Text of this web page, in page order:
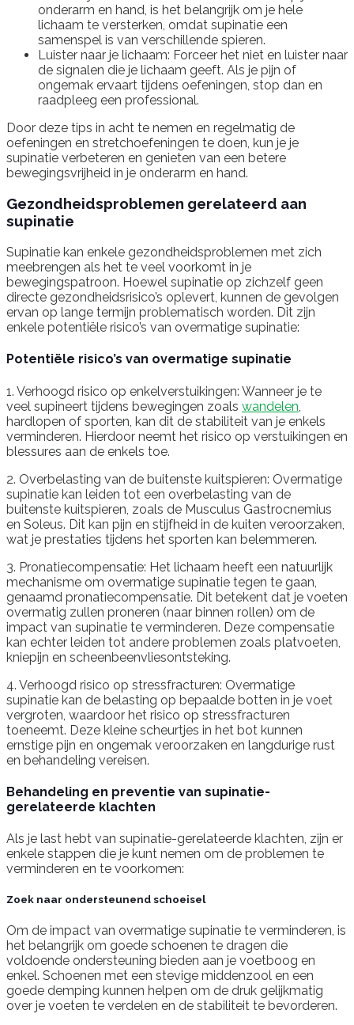
onderarm en hand, is het belangrijk om je hele
lichaam te versterken, omdat supinatie een
samenspel is van verschillende spieren.
Luister naar je lichaam: Forceer het niet en luister naar
de signalen die je lichaam geeft. Als je pijn of
ongemak ervaart tijdens oefeningen, stop dan en
raadpleeg een professional.
Door deze tips in acht te nemen en regelmatig de
oefeningen en stretchoefeningen te doen, kun je je
supinatie verbeteren en genieten van een betere
bewegingsvrijheid in je onderarm en hand.
Gezondheidsproblemen gerelateerd aan
supinatie
Supinatie kan enkele gezondheidsproblemen met zich
meebrengen als het te veel voorkomt in je
bewegingspatroon. Hoewel supinatie op zichzelf geen
directe gezondheidsrisico’s oplevert, kunnen de gevolgen
ervan op lange termijn problematisch worden. Dit zijn
enkele potentiële risico’s van overmatige supinatie:
Potentiële risico’s van overmatige supinatie
1. Verhoogd risico op enkelverstuikingen: Wanneer je te
veel supineert tijdens bewegingen zoals wandelen
hardlopen of sporten, kan dit de stabiliteit van je enkels
verminderen. Hierdoor neemt het risico op verstuikingen en
blessures aan de enkels toe.
2. Overbelasting van de buitenste kuitspieren: Overmatige
supinatie kan leiden tot een overbelasting van de
buitenste kuitspieren, zoals de Musculus Gastrocnemius
en Soleus. Dit kan pijn en stijfheid in de kuiten veroorzaken,
wat je prestaties tijdens het sporten kan belemmeren.
3. Pronatiecompensatie: Het lichaam heeft een natuurlijk
mechanisme om overmatige supinatie tegen te gaan,
genaamd pronatiecompensatie. Dit betekent dat je voeten
overmatig zullen proneren (naar binnen rollen) om de
impact van supinatie te verminderen. Deze compensatie
kan echter leiden tot andere problemen zoals platvoeten,
kniepijn en scheenbeenvliesontsteking.
4. Verhoogd risico op stressfracturen: Overmatige
supinatie kan de belasting op bepaalde botten in je voet
vergroten, waardoor het risico op stressfracturen
toeneemt. Deze kleine scheurtjes in het bot kunnen
ernstige pijn en ongemak veroorzaken en langdurige rust
en behandeling vereisen.
Behandeling en preventie van supinatie-
gerelateerde klachten
Als je last hebt van supinatie-gerelateerde klachten, zijn er
enkele stappen die je kunt nemen om de problemen te
verminderen en te voorkomen:
Zoek naar ondersteunend schoeisel
Om de impact van overmatige supinatie te verminderen, is
het belangrijk om goede schoenen te dragen die
voldoende ondersteuning bieden aan je voetboog en
enkel. Schoenen met een stevige middenzool en een
goede demping kunnen helpen om de druk gelijkmatig
over je voeten te verdelen en de stabiliteit te bevorderen.